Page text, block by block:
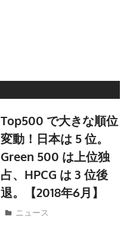
Top500 で大きな順位
変動！日本は 5 位。
Green 500 は上位独
占、HPCG は 3 位後
退。【2018年6月】
ニュース